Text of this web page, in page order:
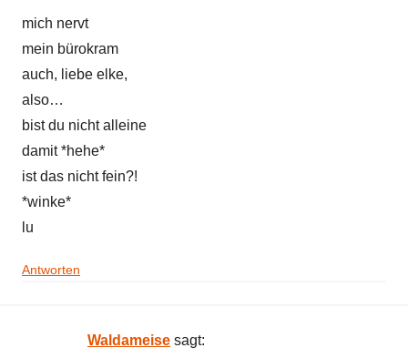
mich nervt
mein bürokram
auch, liebe elke,
also…
bist du nicht alleine
damit *hehe*
ist das nicht fein?!
*winke*
lu
Antworten
Waldameise sagt: